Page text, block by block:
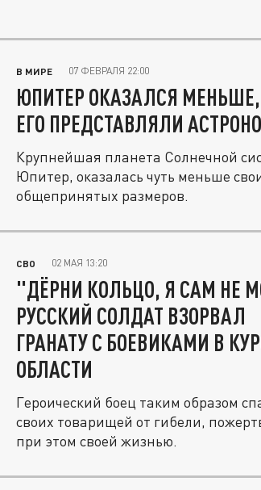
В МИРЕ 07 ФЕВРАЛЯ 22:00
ЮПИТЕР ОКАЗАЛСЯ
ЕГО ПРЕДСТАВЛЯЛИ
Крупнейшая планета Солнечной
Юпитер, оказалась чуть меньше
общепринятых размеров.
СВО 02 МАЯ 13:20
"ДЁРНИ КОЛЬЦО, Я САМ НЕ
РУССКИЙ СОЛДАТ ВЗОРВАЛ
ГРАНАТУ С БОЕВИКАМИ В
ОБЛАСТИ
Героический боец таким образом
своих товарищей от гибели,
при этом своей жизнью.